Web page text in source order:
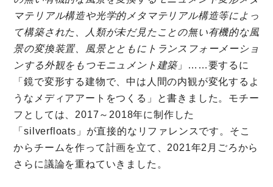
マテリアル構造や光学的メタマテリアル構造等によっ
て構築された、人類が未だ見たことの無い有機的な風
景の変換装置、風景とともにトランスフォーメーショ
ンする外観をもつモニュメント建築」……要するに
「鏡で変形する建物で、中は人間の内観が変化するよ
うなメディアアートをつくる」と書きました。モチー
フとしては、2017～2018年に制作した
「silverfloats」が直接的なリファレンスです。そこ
からチームを作って計画を立て、2021年2月ごろから
さらに議論を重ねていきました。